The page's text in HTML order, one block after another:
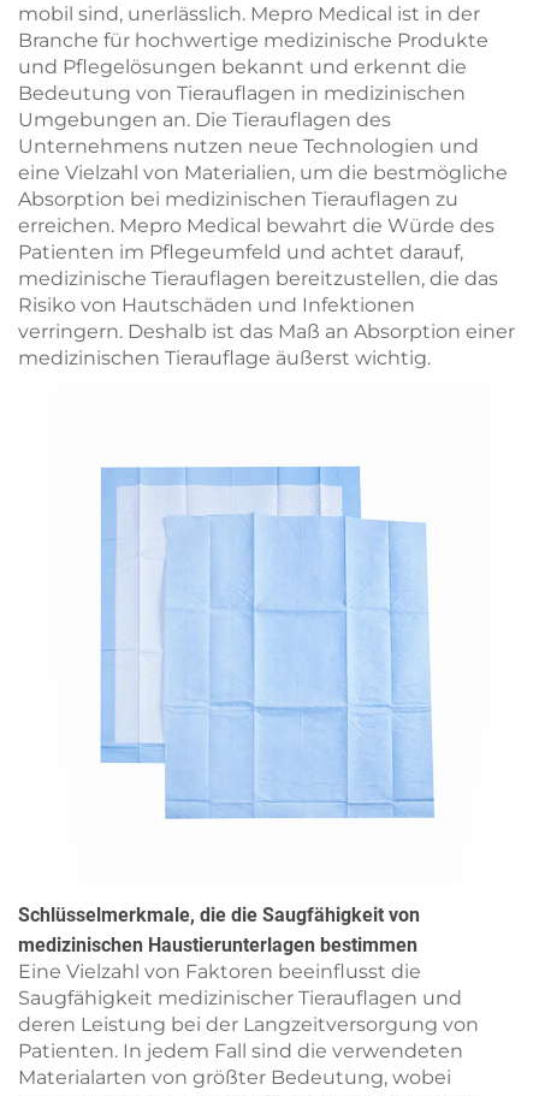
mobil sind, unerlässlich. Mepro Medical ist in der
Branche für hochwertige medizinische Produkte
und Pflegelösungen bekannt und erkennt die
Bedeutung von Tierauflagen in medizinischen
Umgebungen an. Die Tierauflagen des
Unternehmens nutzen neue Technologien und
eine Vielzahl von Materialien, um die bestmögliche
Absorption bei medizinischen Tierauflagen zu
erreichen. Mepro Medical bewahrt die Würde des
Patienten im Pflegeumfeld und achtet darauf,
medizinische Tierauflagen bereitzustellen, die das
Risiko von Hautschäden und Infektionen
verringern. Deshalb ist das Maß an Absorption einer
medizinischen Tierauflage äußerst wichtig.
Schlüsselmerkmale, die die Saugfähigkeit von
medizinischen Haustierunterlagen bestimmen
Eine Vielzahl von Faktoren beeinflusst die
Saugfähigkeit medizinischer Tierauflagen und
deren Leistung bei der Langzeitversorgung von
Patienten. In jedem Fall sind die verwendeten
Materialarten von größter Bedeutung, wobei